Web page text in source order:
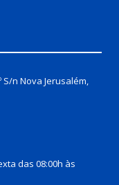
S/n Nova Jerusalém,
das 08:00h às